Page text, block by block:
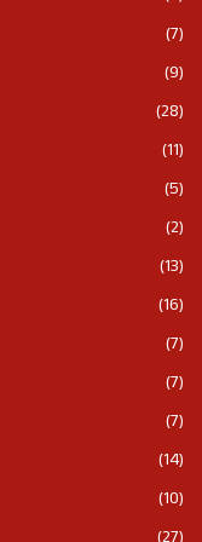
(7)
(9)
(28)
(11)
(5)
(2)
(13)
(16)
(7)
(7)
(7)
(14)
(10)